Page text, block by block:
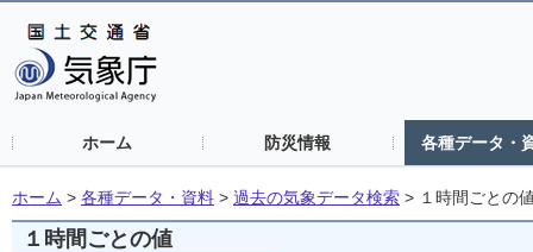
ホーム 防災情報 各種データ・
ホーム > 各種データ・資料 > 過去の気象データ検索 > １時間ごとの
１時間ごとの値